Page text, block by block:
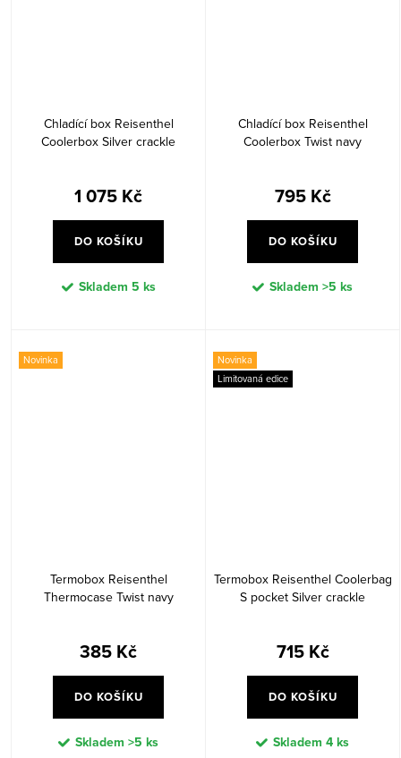
Chladící box Reisenthel
Coolerbox Silver crackle
1 075 Kč
DO KOŠÍKU
Skladem 5 ks
Chladící box Reisenthel
Coolerbox Twist navy
795 Kč
DO KOŠÍKU
Skladem >5 ks
Novinka
Termobox Reisenthel
Thermocase Twist navy
385 Kč
DO KOŠÍKU
Skladem >5 ks
Novinka
Limitovaná edice
Termobox Reisenthel Coolerbag
S pocket Silver crackle
715 Kč
DO KOŠÍKU
Skladem 4 ks